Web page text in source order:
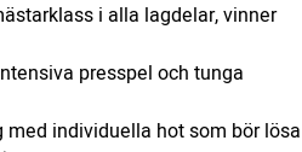
i alla lagdelar, vinner
presspel och tunga
individuella hot som bör lösa